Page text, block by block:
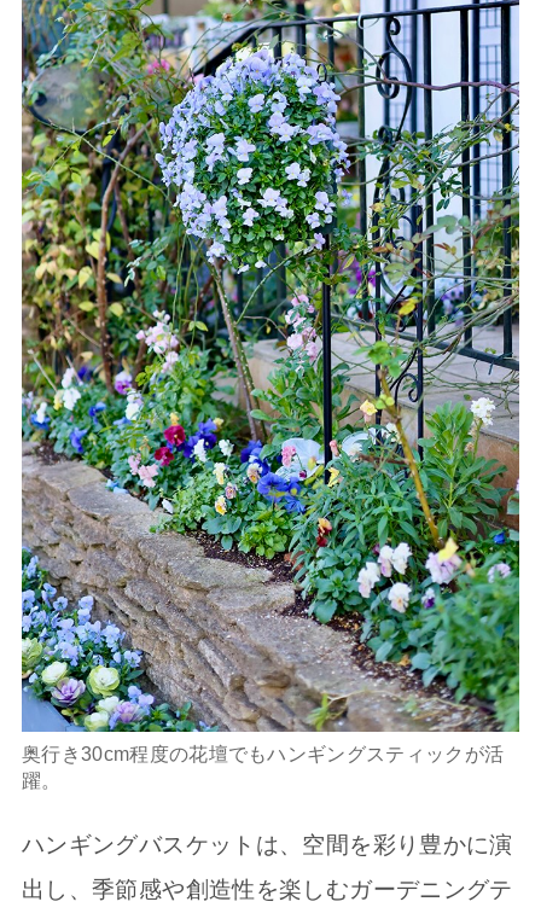
奥行き30cm程度の花壇でもハンギングスティックが活
躍。
ハンギングバスケットは、空間を彩り豊かに演
出し、季節感や創造性を楽しむガーデニングテ